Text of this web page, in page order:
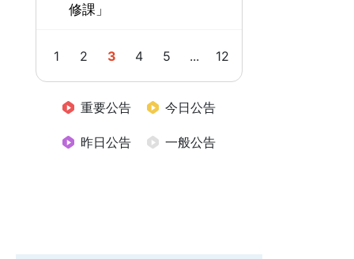
修課」
1 2 3 4 5 ... 12
重要公告 今日公告
昨日公告 一般公告